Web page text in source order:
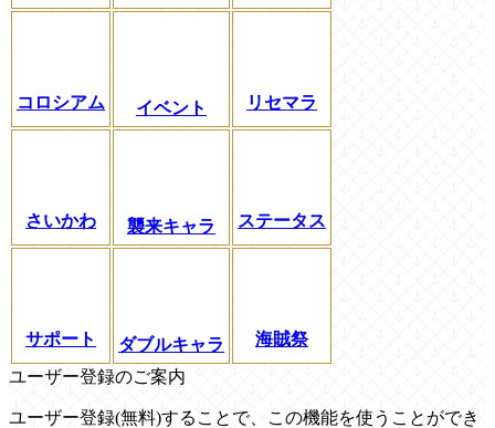
コロシアム イベント リセマラ
さいかわ 襲来キャラ ステータス
サポート ダブルキャラ
海賊祭
ユーザー登録のご案内
ユーザー登録(無料)することで、この機能を使うことができ